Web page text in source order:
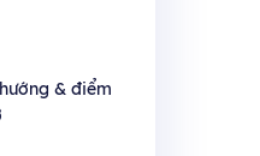
& điểm